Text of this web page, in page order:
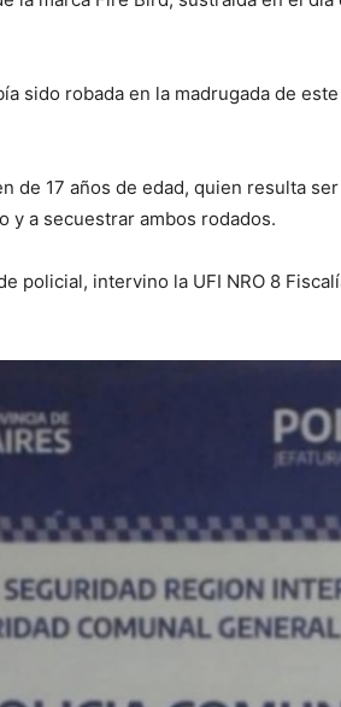
sido robada en la madrugada de
de 17 años de edad, quien resulta
y a secuestrar ambos rodados.
policial, intervino la UFI NRO 8